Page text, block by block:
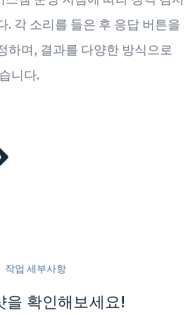
. 각 소리를 들은 후 응답 버튼을
하며, 결과를 다양한 방식으로
니다.
작업 세부사항
을 확인해보세요!